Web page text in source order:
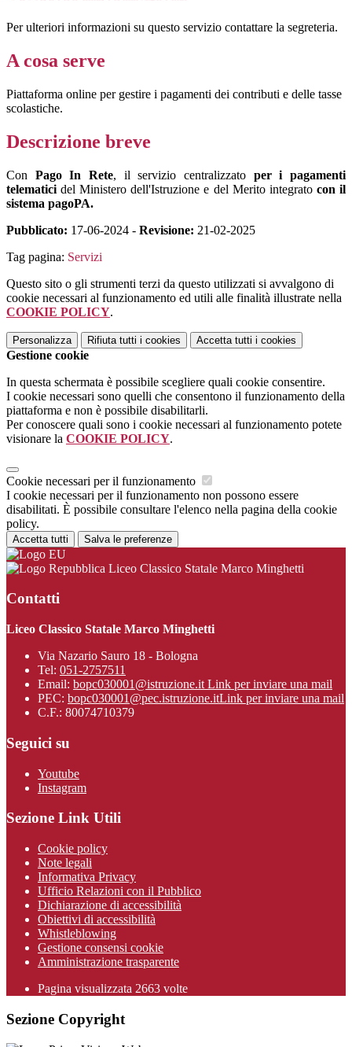
Per ulteriori informazioni su questo servizio contattare la segreteria.
A cosa serve
Piattaforma online per gestire i pagamenti dei contributi e delle tasse
scolastiche.
Descrizione breve
Con Pago In Rete, il servizio centralizzato per i pagamenti
telematici del Ministero dell'Istruzione e del Merito integrato con il
sistema pagoPA.
Pubblicato: 17-06-2024 - Revisione: 21-02-2025
Tag pagina: Servizi
Questo sito o gli strumenti terzi da questo utilizzati si avvalgono di
cookie necessari al funzionamento ed utili alle finalità illustrate nella
COOKIE POLICY.
Personalizza Rifiuta tutti i cookies Accetta tutti i cookies
Gestione cookie
In questa schermata è possibile scegliere quali cookie consentire.
I cookie necessari sono quelli che consentono il funzionamento della
piattaforma e non è possibile disabilitarli.
Per conoscere quali sono i cookie necessari al funzionamento potete
visionare la COOKIE POLICY.
Cookie necessari per il funzionamento
I cookie necessari per il funzionamento non possono essere
disabilitati. È possibile consultare l'elenco nella pagina della cookie
policy.
Accetta tutti Salva le preferenze
Liceo Classico Statale Marco Minghetti
Contatti
Liceo Classico Statale Marco Minghetti
Via Nazario Sauro 18 - Bologna
Tel: 051-2757511
Email: bopc030001@istruzione.it Link per inviare una mail
PEC: bopc030001@pec.istruzione.itLink per inviare una mail
C.F.: 80074710379
Seguici su
Youtube
Instagram
Sezione Link Utili
Cookie policy
Note legali
Informativa Privacy
Ufficio Relazioni con il Pubblico
Dichiarazione di accessibilità
Obiettivi di accessibilità
Whistleblowing
Gestione consensi cookie
Amministrazione trasparente
Pagina visualizzata 2663 volte
Sezione Copyright